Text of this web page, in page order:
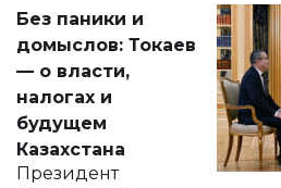
Без паники и
домыслов: Токаев
— о власти,
налогах и
будущем
Казахстана
Президент